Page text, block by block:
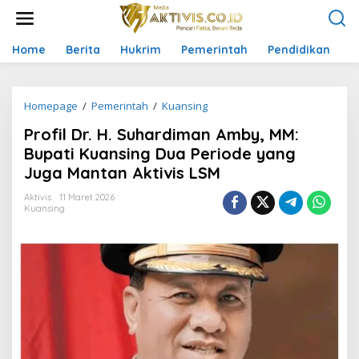
t
Home Berita Hukrim Pemerintah Pendidikan
Homepage / Pemerintah / Kuansing
o
f
i
l
.
S
u
h
a
r
d
i
Profil Dr. H. Suhardiman Amby, MM:
Bupati Kuansing Dua Periode yang
Juga Mantan Aktivis LSM
Aktivis
11 Maret 2026
Kuansing